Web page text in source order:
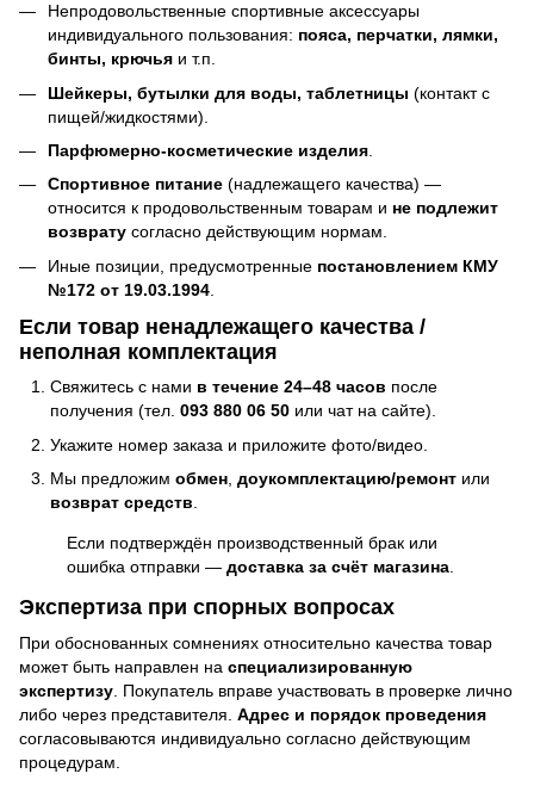
Непродовольственные спортивные аксессуары
индивидуального пользования: пояса, перчатки, лямки,
бинты, крючья и т.п.
Шейкеры, бутылки для воды, таблетницы (контакт с
пищей/жидкостями).
Парфюмерно-косметические изделия
Спортивное питание (надлежащего качества) —
относится к продовольственным товарам и не подлежит
возврату согласно действующим нормам.
Иные позиции, предусмотренные постановлением КМУ
№172 от 19.03.1994
Если товар ненадлежащего качества /
неполная комплектация
Свяжитесь с нами в течение 24–48 часов после
получения (тел. 093 880 06 50 или чат на сайте).
Укажите номер заказа и приложите фото/видео.
Мы предложим обмен доукомплектацию/ремонт или
возврат средств
Если подтверждён производственный брак или
ошибка отправки — доставка за счёт магазина
Экспертиза при спорных вопросах
При обоснованных сомнениях относительно качества товар
может быть направлен на специализированную
экспертизу . Покупатель вправе участвовать в проверке лично
либо через представителя. Адрес и порядок проведения
согласовываются индивидуально согласно действующим
процедурам.